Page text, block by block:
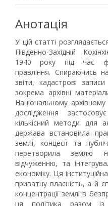
Анотація
У цій статті
Південно-Західній
1940 року під час
правління. Спираючись на
звіти, кадастрові
зокрема архівні
Національному
дослідження
кількісний методи для
держава встановила
землі, концесії та
перетворила землю
відчуженню, та
економіку. Ця
приватну власність, а й
концентрації землі в
ця політика разом із